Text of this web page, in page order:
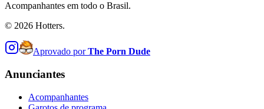
Acompanhantes em todo o Brasil.
© 2026 Hotters.
Aprovado por The Porn Dude
Anunciantes
Acompanhantes